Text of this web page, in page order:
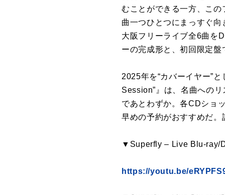
むことができる一方、こ
曲一つひとつにまっすぐ
大阪フリーライブ全6曲を
ーの完成形と、初回限定盤
2025年を“カバーイヤー”
Session”』は、名曲への
であとわずか。各CDショ
早めの予約がおすすめだ。
▼Superfly – Live Blu-ray/
https://youtu.be/